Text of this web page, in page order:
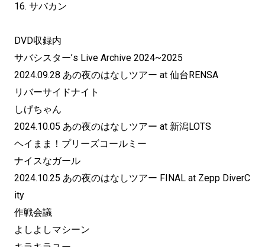
16. サバカン
DVD収録内
サバシスター’s Live Archive 2024~2025
2024.09.28 あの夜のはなしツアー at 仙台RENSA
リバーサイドナイト
しげちゃん
2024.10.05 あの夜のはなしツアー at 新潟LOTS
ヘイまま！プリーズコールミー
ナイスなガール
2024.10.25 あの夜のはなしツアー FINAL at Zepp DiverC
ity
作戦会議
よしよしマシーン